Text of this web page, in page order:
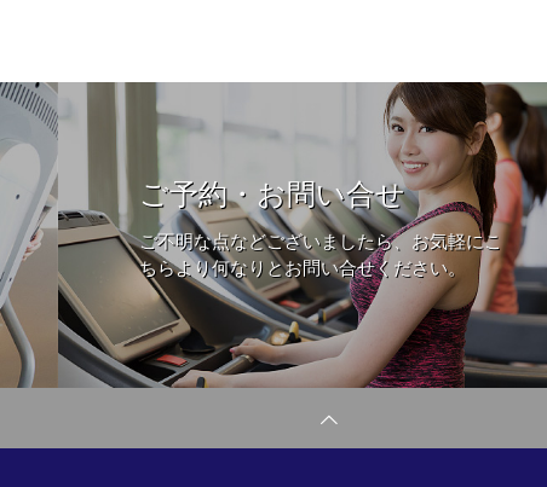
ご予約・お問い合せ
ご不明な点などございましたら、お気軽にこ
ちらより何なりとお問い合せください。